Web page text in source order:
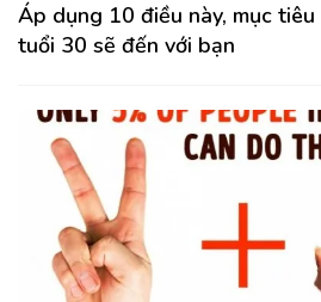
Áp dụng 10 điều này, mục
tuổi 30 sẽ đến với bạn